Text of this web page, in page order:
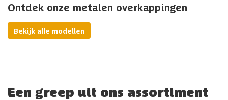
Ontdek onze metalen overkappingen
Bekijk alle modellen
Een greep uit ons assortiment